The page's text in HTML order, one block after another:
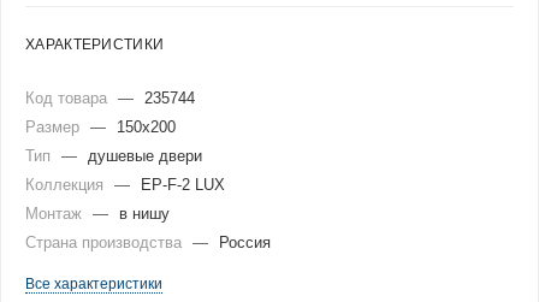
ХАРАКТЕРИСТИКИ
Код товара —
235744
Размер —
150x200
Тип
—
душевые двери
Коллекция
—
EP-F-2 LUX
Монтаж —
в нишу
Страна производства — Россия
Все характеристики